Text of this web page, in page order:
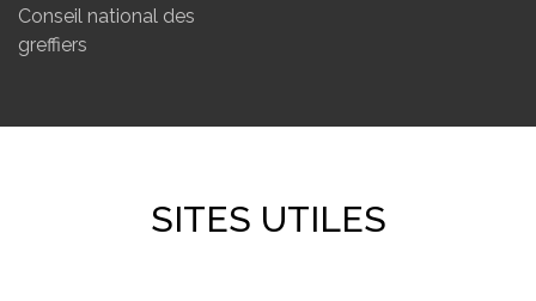
Conseil national des
greffiers
SITES UTILES